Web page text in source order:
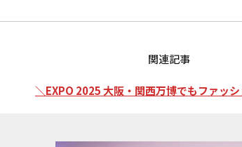
関連記事
＼EXPO 2025 大阪・関西万博でもファッ